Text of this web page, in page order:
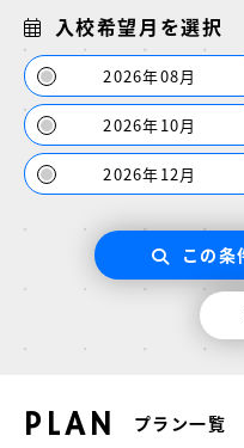
入校希望月を選択
2026年08月
2026年10月
2026年12月
この条
PLAN プラン一覧